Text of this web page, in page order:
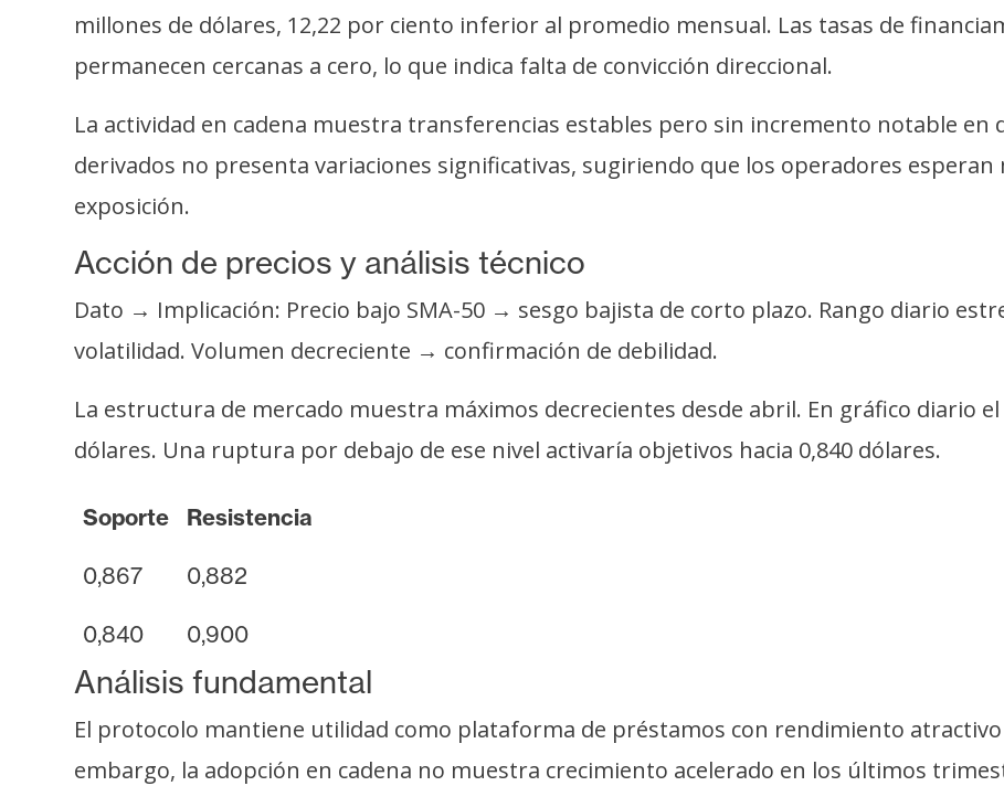
e
u
r
o
o
t
c
o
P
u
b
l
i
millones de dólares, 12,22 por ciento inferior al promedio mensual. Las tasas de
permanecen cercanas a cero, lo que indica falta de convicción direccional.
La actividad en cadena muestra transferencias estables pero sin incremento notable en
derivados no presenta variaciones significativas, sugiriendo que los operadores
exposición.
Acción de precios y análisis técnico
Dato → Implicación: Precio bajo SMA-50 → sesgo bajista de corto plazo. Rango diario
volatilidad. Volumen decreciente → confirmación de debilidad.
La estructura de mercado muestra máximos decrecientes desde abril. En gráfico diario
dólares. Una ruptura por debajo de ese nivel activaría objetivos hacia 0,840 dólares.
Soporte Resistencia
0,867 0,882
0,840 0,900
Análisis fundamental
El protocolo mantiene utilidad como plataforma de préstamos con rendimiento
embargo, la adopción en cadena no muestra crecimiento acelerado en los últimos